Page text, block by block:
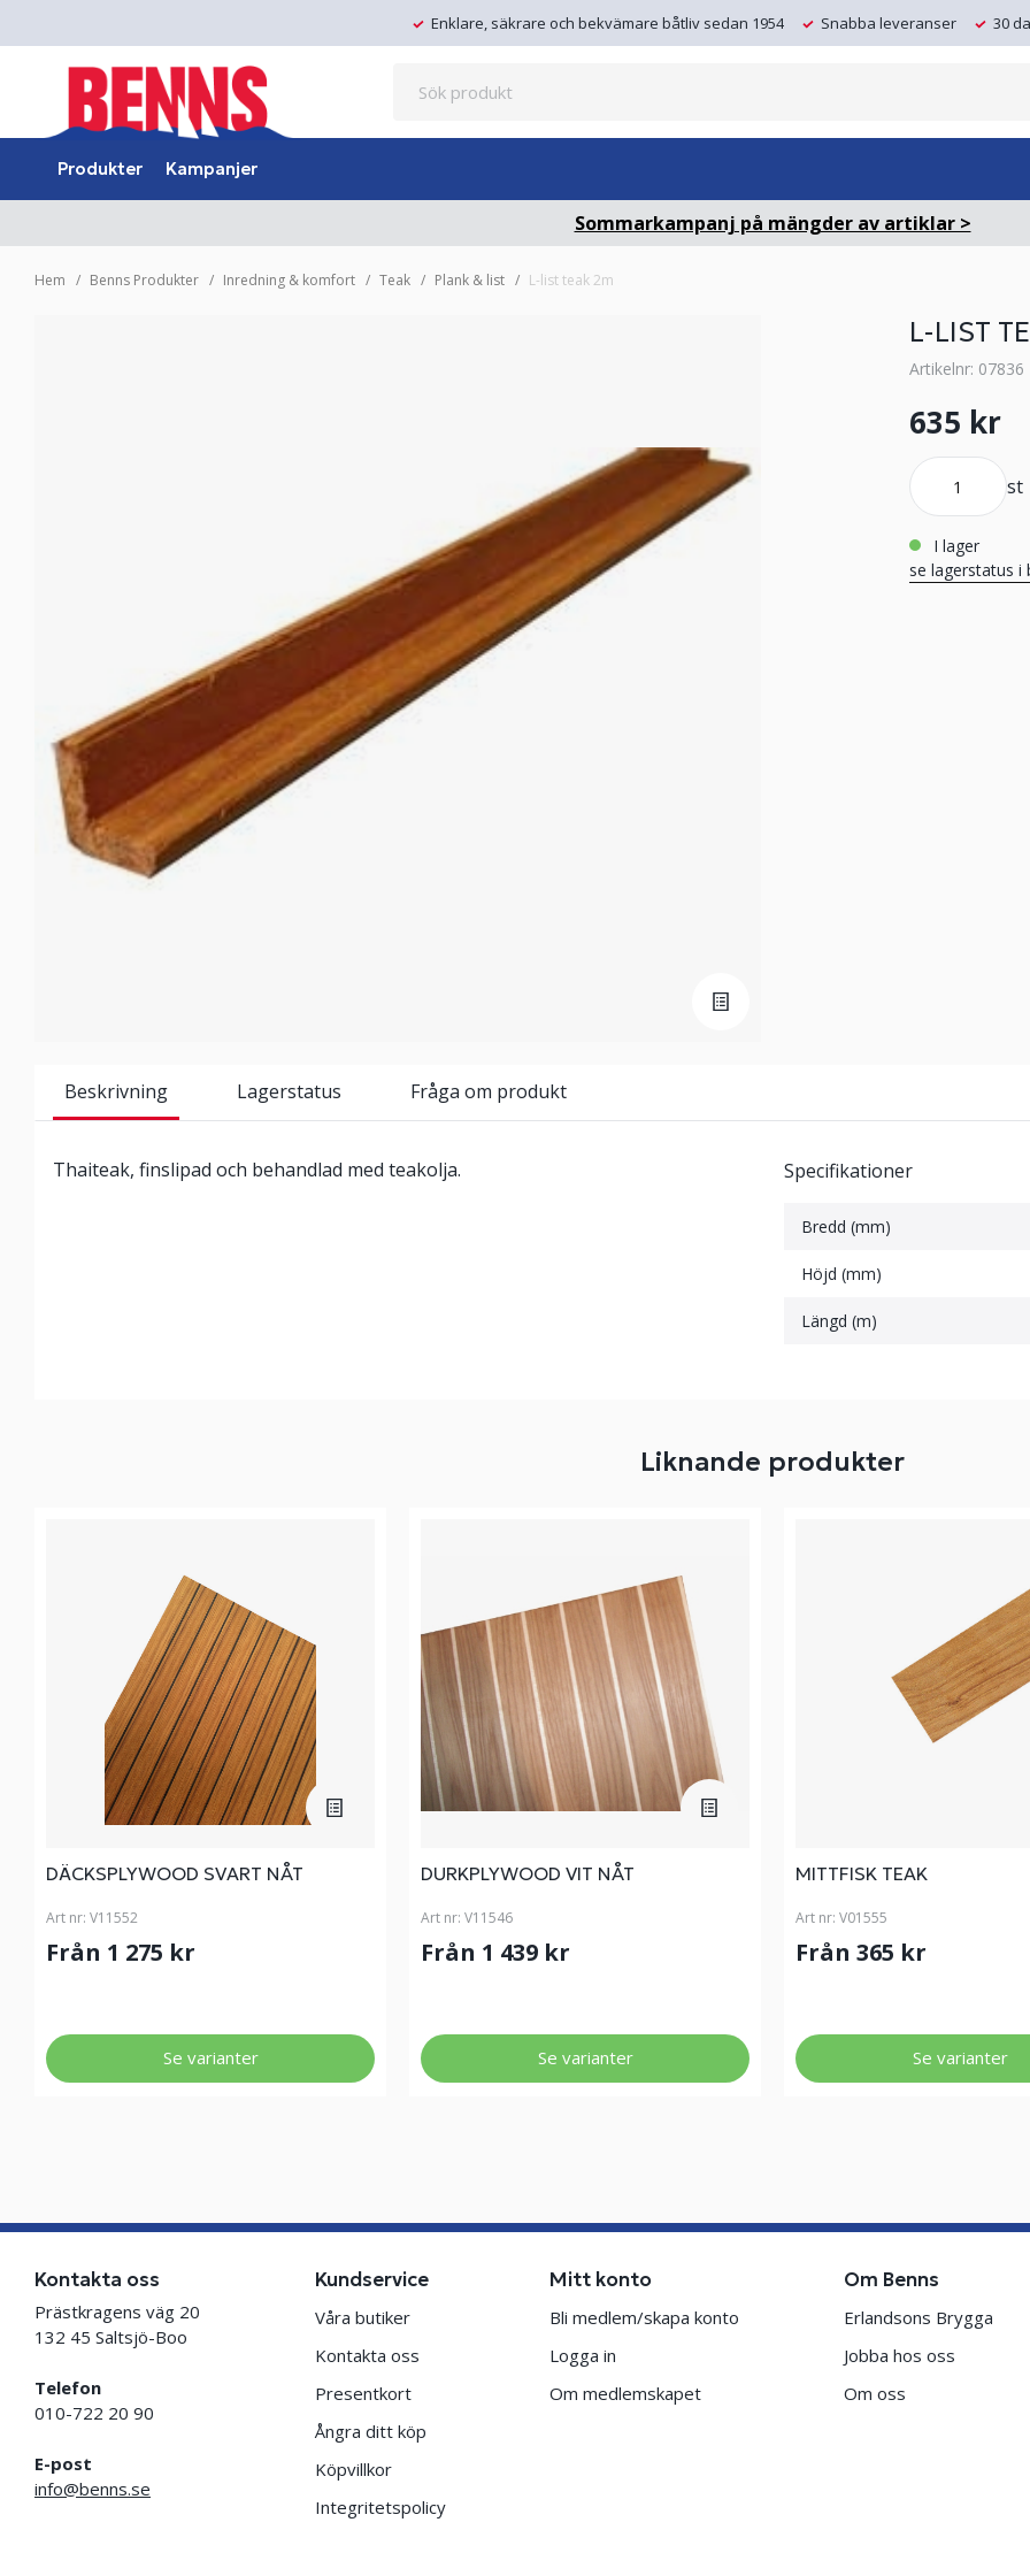
Enklare, säkrare och bekvämare båtliv sedan 1954 Snabba leveranser 30
Produkter Kampanjer
Sommarkampanj på mängder av artiklar >
Hem Benns Produkter Inredning & komfort Teak Plank & list L-list teak 2m
L-LIST
Artikelnr: 07836
635 kr
st
i lager
se lagerstatus i
Beskrivning Lagerstatus Fråga om produkt
Thaiteak, finslipad och behandlad med teakolja. Specifikationer
Bredd (mm)
Höjd (mm)
Längd (m)
Liknande produkter
DÄCKSPLYWOOD SVART NÅT
Art nr: V11552
Från 1 275 kr
Se varianter
DURKPLYWOOD VIT NÅT
Art nr: V11546
Från 1 439 kr
Se varianter
MITTFISK TEAK
Art nr: V01555
Från 365 kr
Se varianter
Kontakta oss
Prästkragens väg 20
132 45 Saltsjö-Boo
Telefon
010-722 20 90
E-post
info@benns.se
Kundservice
Våra butiker
Kontakta oss
Presentkort
Ångra ditt köp
Köpvillkor
Integritetspolicy
Mitt konto
Bli medlem/skapa konto
Logga in
Om medlemskapet
Om Benns
Erlandsons Brygga
Jobba hos oss
Om oss